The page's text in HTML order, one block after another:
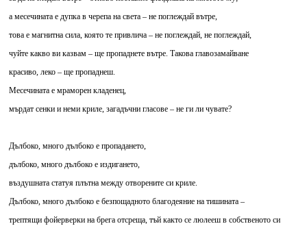
а месечината е дупка в черепа на света – не поглеждай вътре,
това е магнитна сила, която те привлича – не поглеждай, не поглеждай,
чуйте какво ви казвам – ще пропаднете вътре. Такова главозамайване
красиво, леко – ще пропаднеш.
Месечината е мраморен кладенец,
мърдат сенки и неми криле, загадъчни гласове – не ги ли чувате?
Дълбоко, много дълбоко е пропадането,
дълбоко, много дълбоко е издигането,
въздушната статуя плътна между отворените си криле.
Дълбоко, много дълбоко е безпощадното благодеяние на тишината –
трептящи фойерверки на брега отсреща, тъй както се люлееш в собственото си